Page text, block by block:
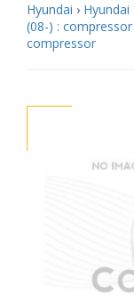
Hyundai ›
(08-) : compressor
compressor